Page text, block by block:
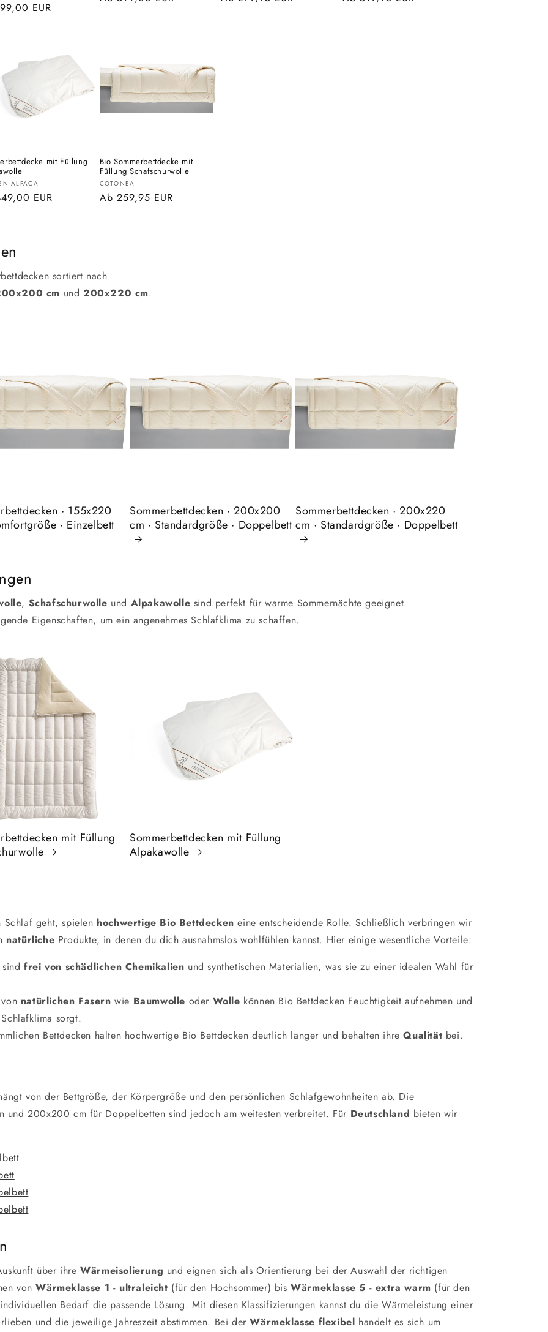
EUR
mit Füllung
ALPACA
EUR
Bio Sommerbettdecke mit
Füllung Schafschurwolle
Anbieter:
COTONEA
Normaler
Ab 259,95 EUR
sortiert nach
cm und200x220 cm.
· 155x220
· Einzelbett
Sommerbettdecken · 200x200
cm · Standardgröße · Doppelbett
Sommerbettdecken · 200x220
cm · Standardgröße · Doppelbett
, Schafschurwolle und Alpakawolle sind perfekt für warme Sommernächte geeignet.
Eigenschaften, um ein angenehmes Schlafklima zu schaffen.
mit Füllung
Sommerbettdecken mit Füllung
Alpakawolle
Schlaf geht, spielen hochwertige Bio Bettdeckeneine entscheidende Rolle. Schließlich verbringen wir
natürliche Produkte, in denen du dich ausnahmslos wohlfühlen kannst. Hier einige wesentliche Vorteile:
sindfrei von schädlichen Chemikalien und synthetischen Materialien, was sie zu einer idealen Wahl für
natürlichen Fasern wie Baumwolle oder Wolle können Bio Bettdecken Feuchtigkeit aufnehmen und
sorgt.
Bettdecken halten hochwertige Bio Bettdecken deutlich länger und behalten ihreQualität bei.
von der Bettgröße, der Körpergröße und den persönlichen Schlafgewohnheiten ab. Die
und 200x200 cm für Doppelbetten sind jedoch am weitesten verbreitet. Für Deutschland bieten wir
über ihreWärmeisolierung und eignen sich als Orientierung bei der Auswahl der richtigen
vonWärmeklasse 1 - ultraleicht (für den Hochsommer) bisWärmeklasse 5 - extra warm (für den
Bedarf die passende Lösung. Mit diesen Klassifizierungen kannst du die Wärmeleistung einer
und die jeweilige Jahreszeit abstimmen. Bei derWärmeklasse flexibel handelt es sich um